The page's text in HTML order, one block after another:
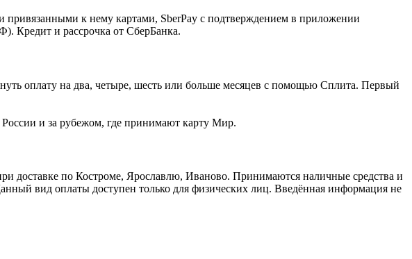
к нему картами, SberPay с подтверждением в приложении
Кредит и рассрочка от СберБанка.
оплату на два, четыре, шесть или больше месяцев с помощью Сплита. Первый
и за рубежом, где принимают карту Мир.
доставке по Костроме, Ярославлю, Иваново. Принимаются наличные средства и
вид оплаты доступен только для физических лиц. Введённая информация не